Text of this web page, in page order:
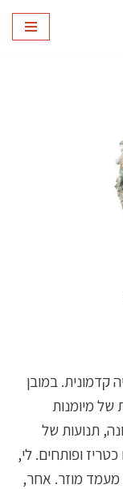
קדמונית. במובן
של מיומנות
תנועות של
ופותחים. לי,
מעמד מוזר. אחר,